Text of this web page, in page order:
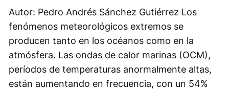
Autor: Pedro Andrés Sánchez Gutiérrez Los
fenómenos meteorológicos extremos se
producen tanto en los océanos como en la
atmósfera. Las ondas de calor marinas (OCM),
períodos de temperaturas anormalmente altas,
están aumentando en frecuencia, con un 54%